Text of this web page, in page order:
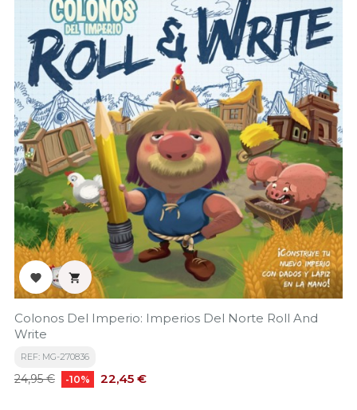
 
Colonos Del Imperio: Imperios Del Norte Roll And
Write
REF: MG-270836
Precio
24,95 € -10% Precio
22,45 €